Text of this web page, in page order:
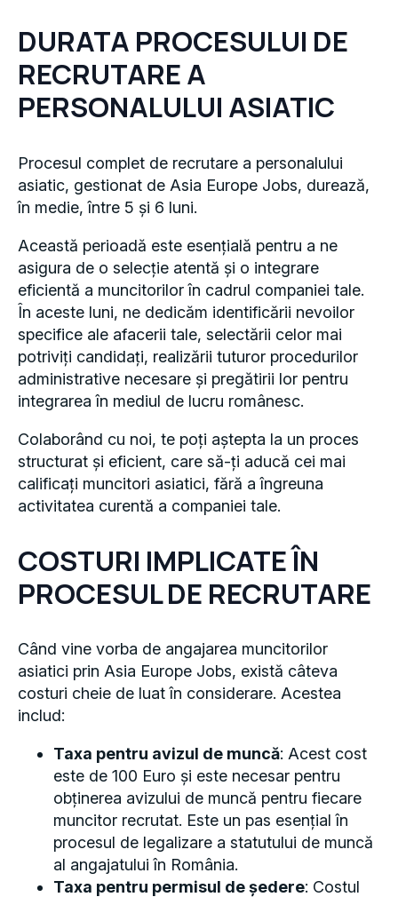
DURATA PROCESULUI DE
RECRUTARE A
PERSONALULUI ASIATIC
Procesul complet de recrutare a personalului
asiatic, gestionat de Asia Europe Jobs, durează,
în medie, între 5 și 6 luni.
Această perioadă este esențială pentru a ne
asigura de o selecție atentă și o integrare
eficientă a muncitorilor în cadrul companiei tale.
În aceste luni, ne dedicăm identificării nevoilor
specifice ale afacerii tale, selectării celor mai
potriviți candidați, realizării tuturor procedurilor
administrative necesare și pregătirii lor pentru
integrarea în mediul de lucru românesc.
Colaborând cu noi, te poți aștepta la un proces
structurat și eficient, care să-ți aducă cei mai
calificați muncitori asiatici, fără a îngreuna
activitatea curentă a companiei tale.
COSTURI IMPLICATE ÎN
PROCESUL DE RECRUTARE
Când vine vorba de angajarea muncitorilor
asiatici prin Asia Europe Jobs, există câteva
costuri cheie de luat în considerare. Acestea
includ:
Taxa pentru avizul de muncă: Acest cost
este de 100 Euro și este necesar pentru
obținerea avizului de muncă pentru fiecare
muncitor recrutat. Este un pas esențial în
procesul de legalizare a statutului de muncă
al angajatului în România.
Taxa pentru permisul de ședere: Costul